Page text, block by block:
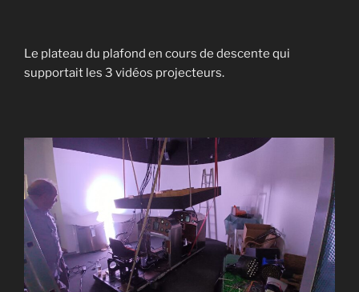
Le plateau du plafond en cours de descente qui
supportait les 3 vidéos projecteurs.